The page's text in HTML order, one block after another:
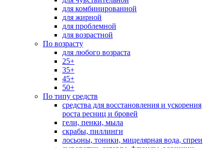
для комбинированной
для жирной
для проблемной
для возрастной
По возрасту
для любого возраста
25+
35+
45+
50+
По типу средств
средства для восстановления и ускорения
роста ресниц и бровей
гели, пенки, мыла
скрабы, пиллинги
лосьоны, тоники, мицелярная вода, спреи